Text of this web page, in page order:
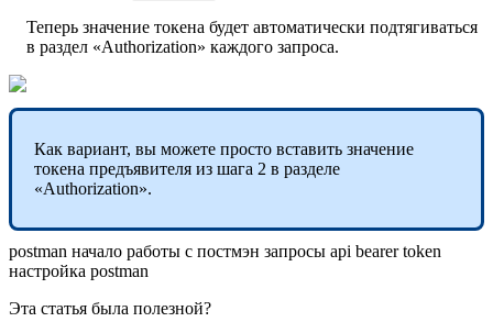
Теперь значение токена будет автоматически подтягиваться
в раздел «Authorization» каждого запроса.
Как вариант, вы можете просто вставить значение
токена предъявителя из шага 2 в разделе
«Authorization».
postman начало работы с постмэн запросы api bearer token
настройка postman
Эта статья была полезной?